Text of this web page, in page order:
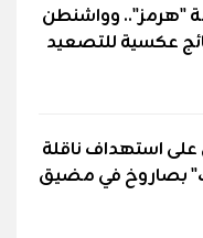
"هرمز".. وواشنطن
عكسية للتصعيد
على استهداف ناقلة
بصاروخ في مضيق